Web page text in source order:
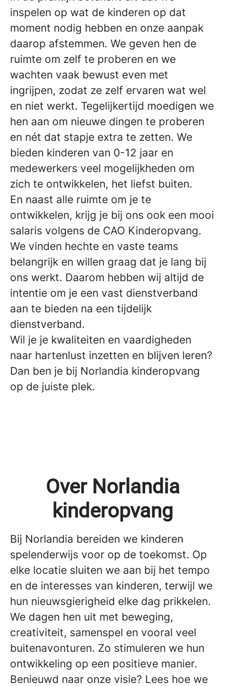
inspelen op wat de kinderen op dat
moment nodig hebben en onze aanpak
daarop afstemmen. We geven hen de
ruimte om zelf te proberen en we
wachten vaak bewust even met
ingrijpen, zodat ze zelf ervaren wat wel
en niet werkt. Tegelijkertijd moedigen we
hen aan om nieuwe dingen te proberen
en nét dat stapje extra te zetten. We
bieden kinderen van 0-12 jaar en
medewerkers veel mogelijkheden om
zich te ontwikkelen, het liefst buiten.
En naast alle ruimte om je te
ontwikkelen, krijg je bij ons ook een mooi
salaris volgens de CAO Kinderopvang.
We vinden hechte en vaste teams
belangrijk en willen graag dat je lang bij
ons werkt. Daarom hebben wij altijd de
intentie om je een vast dienstverband
aan te bieden na een tijdelijk
dienstverband.
Wil je je kwaliteiten en vaardigheden
naar hartenlust inzetten en blijven leren?
Dan ben je bij Norlandia kinderopvang
op de juiste plek.
Over Norlandia
kinderopvang
Bij Norlandia bereiden we kinderen
spelenderwijs voor op de toekomst. Op
elke locatie sluiten we aan bij het tempo
en de interesses van kinderen, terwijl we
hun nieuwsgierigheid elke dag prikkelen.
We dagen hen uit met beweging,
creativiteit, samenspel en vooral veel
buitenavonturen. Zo stimuleren we hun
ontwikkeling op een positieve manier.
Benieuwd naar onze visie? Lees hoe we